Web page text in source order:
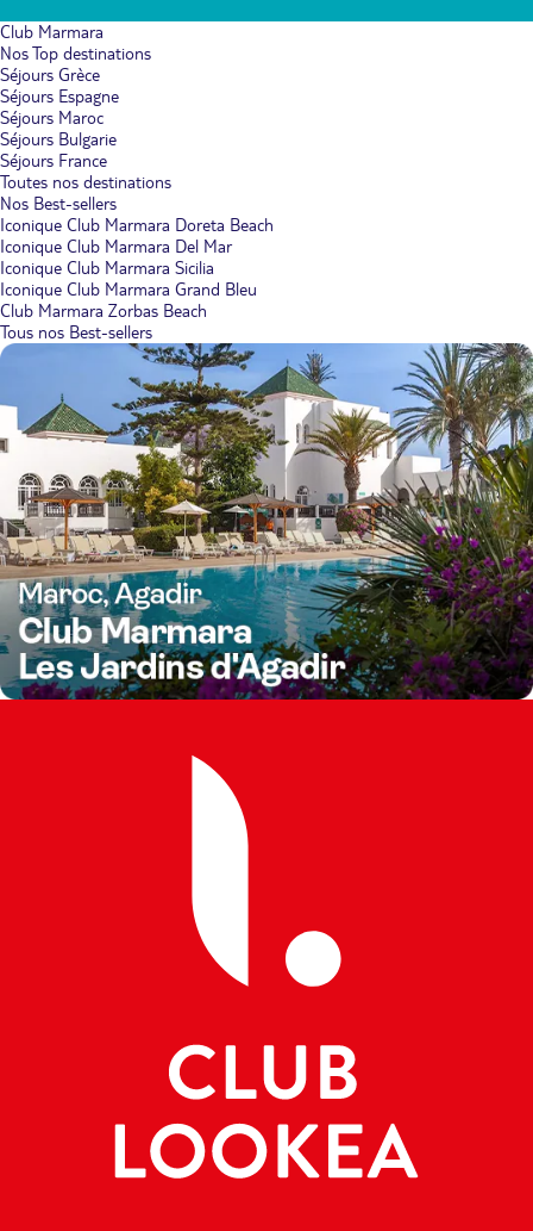
Club Marmara
Nos Top destinations
Séjours Grèce
Séjours Espagne
Séjours Maroc
Séjours Bulgarie
Séjours France
Toutes nos destinations
Nos Best-sellers
Iconique Club Marmara Doreta Beach
Iconique Club Marmara Del Mar
Iconique Club Marmara Sicilia
Iconique Club Marmara Grand Bleu
Club Marmara Zorbas Beach
Tous nos Best-sellers